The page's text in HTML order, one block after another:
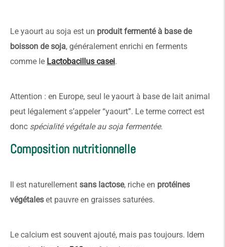
Le yaourt au soja est un produit fermenté à base de
boisson de soja, généralement enrichi en ferments
comme le Lactobacillus casei.
Attention : en Europe, seul le yaourt à base de lait animal
peut légalement s’appeler “yaourt”. Le terme correct est
donc spécialité végétale au soja fermentée.
Composition nutritionnelle
Il est naturellement sans lactose, riche en protéines
végétales et pauvre en graisses saturées.
Le calcium est souvent ajouté, mais pas toujours. Idem